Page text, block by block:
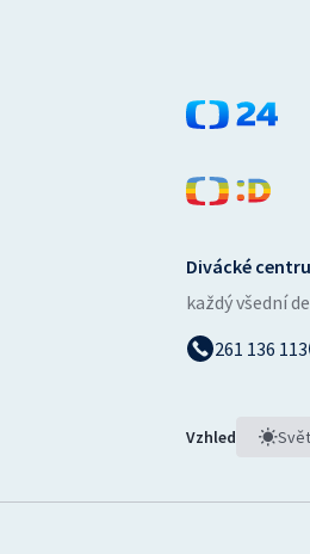
Divácké
každý všední
261 136 113
Vzhled